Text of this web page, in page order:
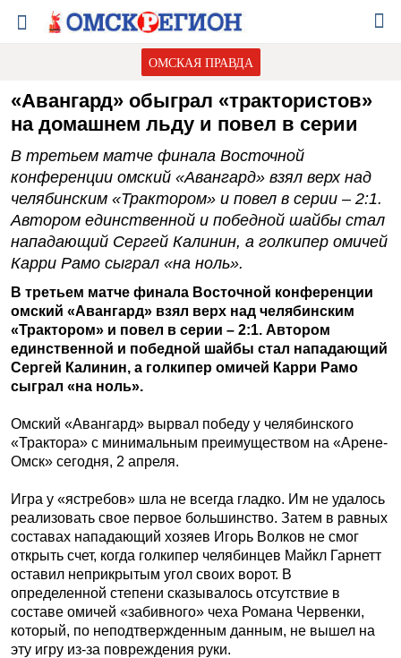
ОМСКАЯ ПРАВДА
«Авангард» обыграл «трактористов»
на домашнем льду и повел в серии
В третьем матче финала Восточной
конференции омский «Авангард» взял верх над
челябинским «Трактором» и повел в серии – 2:1.
Автором единственной и победной шайбы стал
нападающий Сергей Калинин, а голкипер омичей
Карри Рамо сыграл «на ноль».
В третьем матче финала Восточной конференции
омский «Авангард» взял верх над челябинским
«Трактором» и повел в серии – 2:1. Автором
единственной и победной шайбы стал нападающий
Сергей Калинин, а голкипер омичей Карри Рамо
сыграл «на ноль».
Омский «Авангард» вырвал победу у челябинского
«Трактора» с минимальным преимуществом на «Арене-
Омск» сегодня, 2 апреля.
Игра у «ястребов» шла не всегда гладко. Им не удалось
реализовать свое первое большинство. Затем в равных
составах нападающий хозяев Игорь Волков не смог
открыть счет, когда голкипер челябинцев Майкл Гарнетт
оставил неприкрытым угол своих ворот. В
определенной степени сказывалось отсутствие в
составе омичей «забивного» чеха Романа Червенки,
который, по неподтвержденным данным, не вышел на
эту игру из-за повреждения руки.